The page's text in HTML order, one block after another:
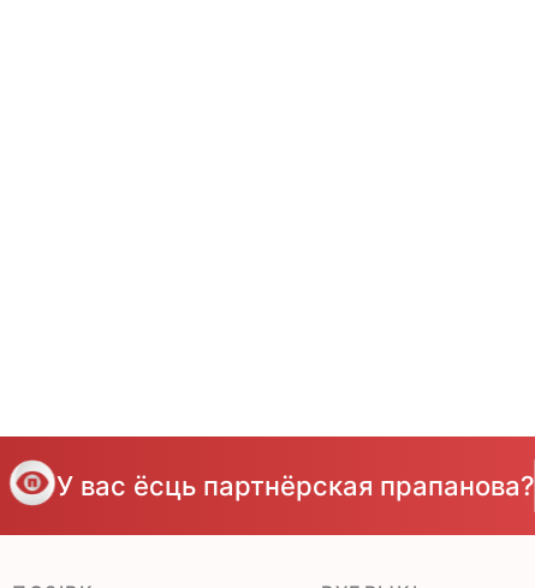
У вас ёсць партнёрская прапанова?